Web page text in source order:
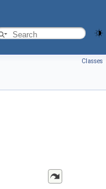
Classes